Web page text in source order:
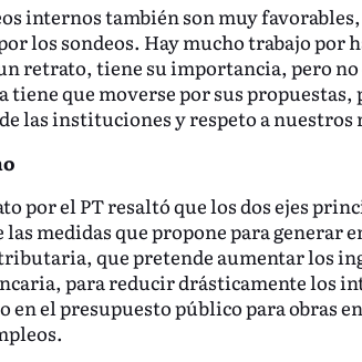
internos también son muy
los sondeos. Hay mucho trabajo por
retrato, tiene su importancia, pero
tiene que moverse por sus
las instituciones y respeto a nuestros
por el PT resaltó que los dos ejes
medidas que propone para generar
que pretende aumentar los
para reducir drásticamente los
en el presupuesto público para obras